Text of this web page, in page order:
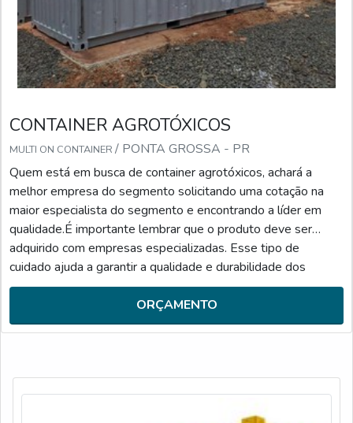
CONTAINER AGROTÓXICOS
MULTI ON CONTAINER / PONTA GROSSA - PR
Quem está em busca de container agrotóxicos, achará a
melhor empresa do segmento solicitando uma cotação na
maior especialista do segmento e encontrando a líder em
qualidade.É importante lembrar que o produto deve ser
adquirido com empresas especializadas. Esse tipo de
cuidado ajuda a garantir a qualidade e durabilidade dos
materiais, além de evitar prejuízos com substituições
frequentes de peças defeituosas. Assim, é possível poupar
ga...
ORÇAMENTO